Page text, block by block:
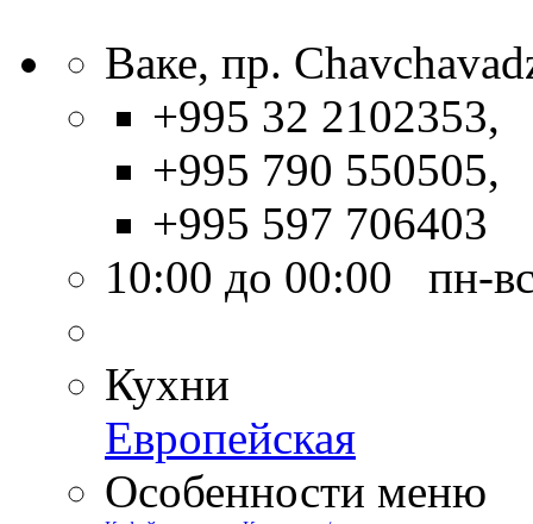
Ваке, пр.
+995 32 2102353,
+995 790 550505,
+995 597 706403
10:00 до 00:00 пн-
Кухни
Европейская
Особенности меню